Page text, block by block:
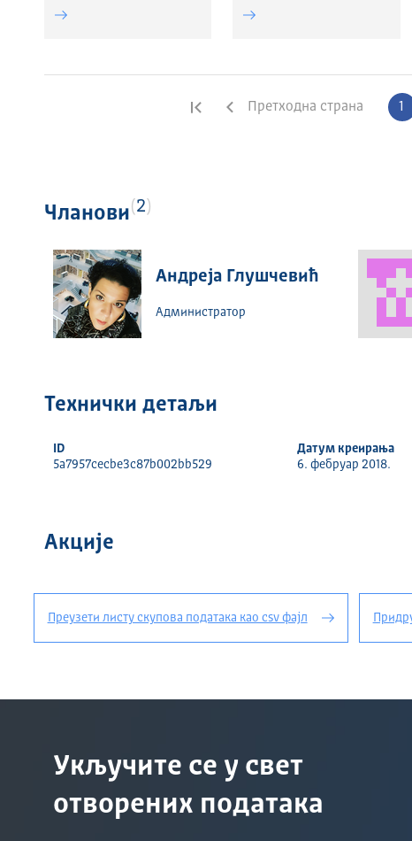
Прва странаПретходна страна 1
Чланови 2
Андреја Глушчевић
Администратор
Технички детаљи
ID
5a7957cecbe3c87b002bb529
Датум креирања
6. фебруар 2018.
Акције
Преузети листу скупова података као csv фајл
Укључите се у свет
отворених података